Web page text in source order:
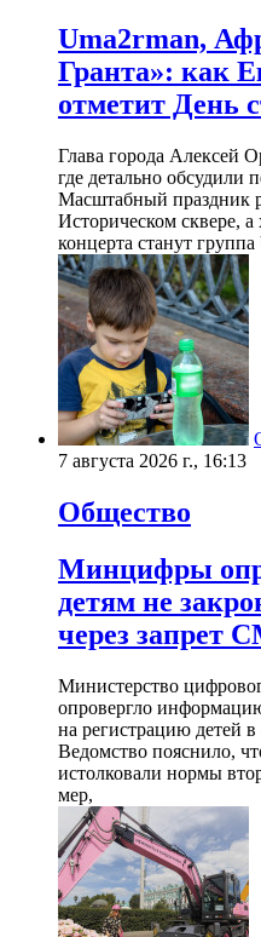
Uma2rman,
Гранта»: как
отметит День
Глава города Алексей
где детально обсудили
Масштабный праздник
Историческом сквере,
концерта станут
7 августа 2026 г., 16:13
Общество
Минцифры
детям не
через запрет
Министерство
опровергло
на регистрацию детей
Ведомство пояснило,
истолковали нормы
мер,